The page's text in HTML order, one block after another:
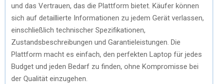
und das Vertrauen, das die Plattform bietet. Käufer können
sich auf detaillierte Informationen zu jedem Gerät verlassen,
einschließlich technischer Spezifikationen,
Zustandsbeschreibungen und Garantieleistungen. Die
Plattform macht es einfach, den perfekten Laptop für jedes
Budget und jeden Bedarf zu finden, ohne Kompromisse bei
der Qualität einzugehen.